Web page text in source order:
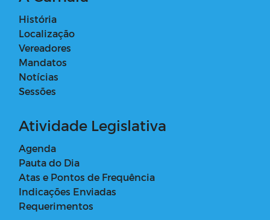
História
Localização
Vereadores
Mandatos
Notícias
Sessões
Atividade Legislativa
Agenda
Pauta do Dia
Atas e Pontos de Frequência
Indicações Enviadas
Requerimentos